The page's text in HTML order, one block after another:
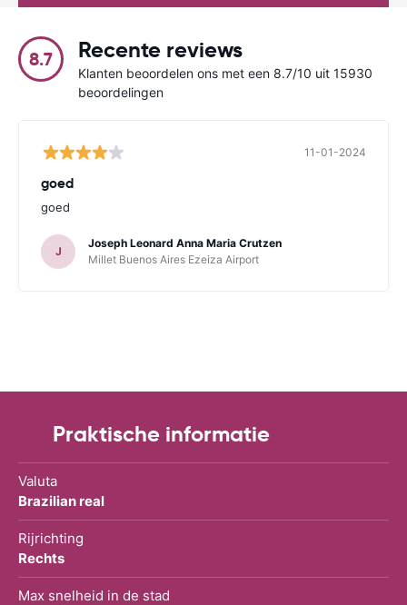
8.7 Recente reviews
Klanten beoordelen ons met een 8.7/10 uit 15930
beoordelingen
11-01-2024
goed
goed
J
Joseph Leonard Anna Maria Crutzen
Millet Buenos Aires Ezeiza Airport
Praktische informatie
Valuta
Brazilian real
Rijrichting
Rechts
Max snelheid in de stad